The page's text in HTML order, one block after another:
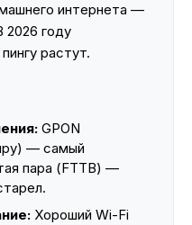
интернета —
2026 году
растут.
GPON
— самый
пара (FTTB) —
Хороший Wi-Fi